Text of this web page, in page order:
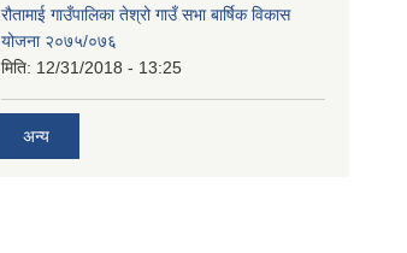
रौतामाई गाउँपालिका तेश्रो गाउँ सभा बार्षिक विकास
योजना २०७५/०७६
मिति: 12/31/2018 - 13:25
अन्य